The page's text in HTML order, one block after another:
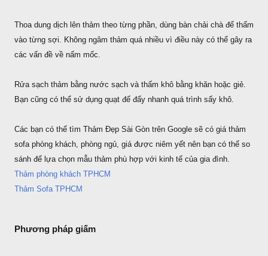
Thoa dung dịch lên thảm theo từng phần, dùng bàn chải chà để thấm
vào từng sợi. Không ngâm thảm quá nhiều vì điều này có thể gây ra
các vấn đề về nấm mốc.
Rửa sạch thảm bằng nước sạch và thấm khô bằng khăn hoặc giẻ.
Bạn cũng có thể sử dụng quạt để đẩy nhanh quá trình sấy khô.
Các bạn có thể tìm Thảm Đẹp Sài Gòn trên Google sẽ có giá thảm
sofa phòng khách, phòng ngủ, giá được niêm yết nên bạn có thể so
sánh để lựa chọn mẫu thảm phù hợp với kinh tế của gia đình.
Thảm phòng khách TPHCM
Thảm Sofa TPHCM
Phương pháp giấm